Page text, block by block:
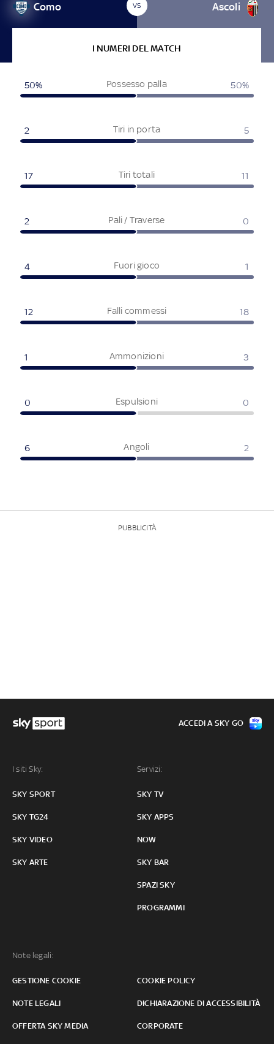
Como VS Ascoli
I NUMERI DEL MATCH
Possesso palla
50% 50%
Tiri in porta
2 5
Tiri totali
17 11
Pali / Traverse
2 0
Fuori gioco
4 1
Falli commessi
12 18
Ammonizioni
1 3
Espulsioni
0 0
Angoli
6 2
PUBBLICITÀ
I siti Sky:
SKY SPORT
SKY TG24
SKY VIDEO
SKY ARTE
Servizi:
SKY TV
SKY APPS
NOW
SKY BAR
SPAZI SKY
PROGRAMMI
Note legali:
GESTIONE COOKIE COOKIE POLICY
NOTE LEGALI DICHIARAZIONE DI ACCESSIBILITÀ
OFFERTA SKY MEDIA CORPORATE
ACCEDI A SKY GO